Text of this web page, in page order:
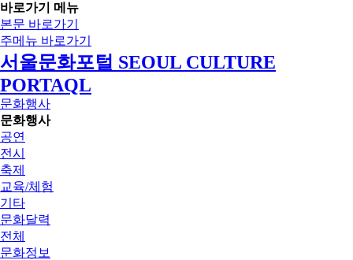
바로가기 메뉴
본문 바로가기
주메뉴 바로가기
서울문화포털 SEOUL CULTURE
PORTAQL
문화행사
문화행사
공연
전시
축제
교육/체험
기타
문화달력
전체
문화정보